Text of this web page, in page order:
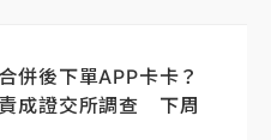
併後下單APP卡卡？
成證交所調查 下周